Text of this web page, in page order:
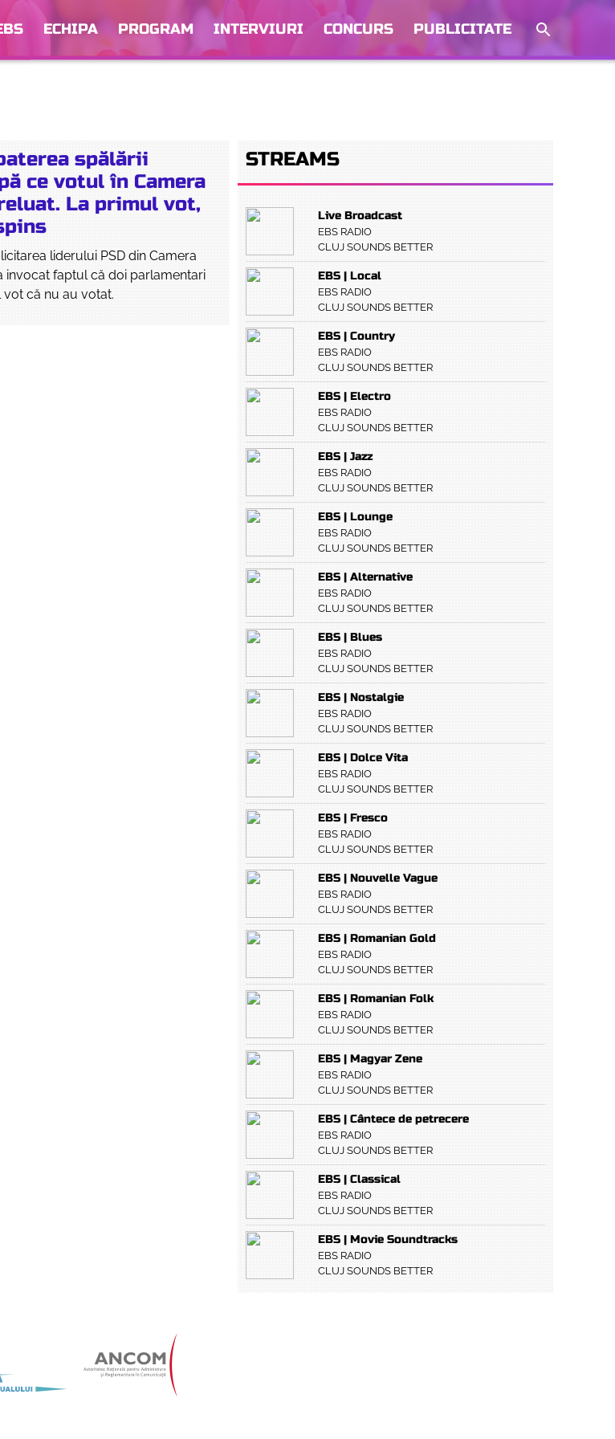
ECHIPA PROGRAM INTERVIURI CONCURS PUBLICITATE
spălării
ce votul în Camera
La primul vot,
liderului PSD din Camera
invocat faptul că doi parlamentari
că nu au votat.
STREAMS
Live Broadcast
EBS RADIO
CLUJ SOUNDS BETTER
EBS | Local
EBS RADIO
CLUJ SOUNDS BETTER
EBS | Country
EBS RADIO
CLUJ SOUNDS BETTER
EBS | Electro
EBS RADIO
CLUJ SOUNDS BETTER
EBS | Jazz
EBS RADIO
CLUJ SOUNDS BETTER
EBS | Lounge
EBS RADIO
CLUJ SOUNDS BETTER
EBS | Alternative
EBS RADIO
CLUJ SOUNDS BETTER
EBS | Blues
EBS RADIO
CLUJ SOUNDS BETTER
EBS | Nostalgie
EBS RADIO
CLUJ SOUNDS BETTER
EBS | Dolce Vita
EBS RADIO
CLUJ SOUNDS BETTER
EBS | Fresco
EBS RADIO
CLUJ SOUNDS BETTER
EBS | Nouvelle Vague
EBS RADIO
CLUJ SOUNDS BETTER
EBS | Romanian Gold
EBS RADIO
CLUJ SOUNDS BETTER
EBS | Romanian Folk
EBS RADIO
CLUJ SOUNDS BETTER
EBS | Magyar Zene
EBS RADIO
CLUJ SOUNDS BETTER
EBS | Cântece de petrecere
EBS RADIO
CLUJ SOUNDS BETTER
EBS | Classical
EBS RADIO
CLUJ SOUNDS BETTER
EBS | Movie Soundtracks
EBS RADIO
CLUJ SOUNDS BETTER